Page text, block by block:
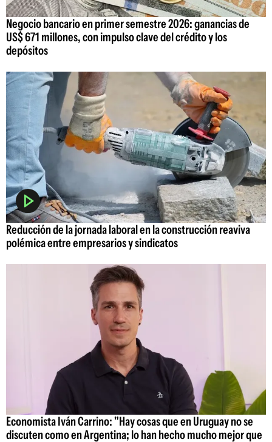
Negocio bancario en primer semestre 2026: ganancias de
US$ 671 millones, con impulso clave del crédito y los
depósitos
Reducción de la jornada laboral en la construcción reaviva
polémica entre empresarios y sindicatos
Economista Iván Carrino: "Hay cosas que en Uruguay no se
discuten como en Argentina; lo han hecho mucho mejor que